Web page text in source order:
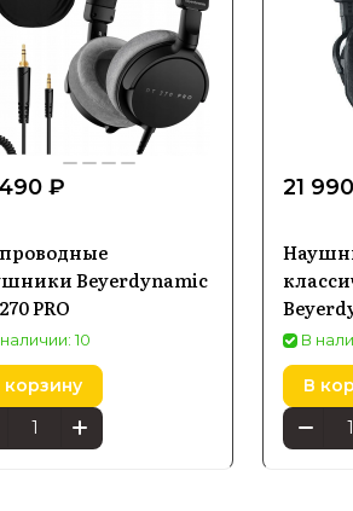
₽
Beyerdynamic
PRO
10
корзину
21
Ohm
В
В